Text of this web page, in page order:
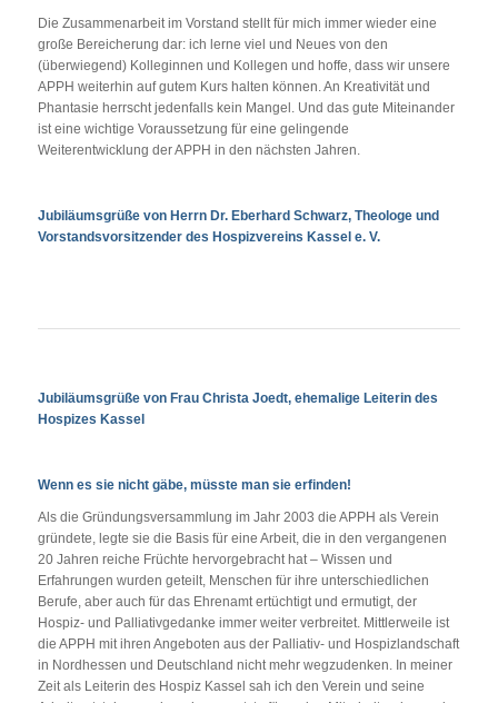
Die Zusammenarbeit im Vorstand stellt für mich immer wieder eine
große Bereicherung dar: ich lerne viel und Neues von den
(überwiegend) Kolleginnen und Kollegen und hoffe, dass wir unsere
APPH weiterhin auf gutem Kurs halten können. An Kreativität und
Phantasie herrscht jedenfalls kein Mangel. Und das gute Miteinander
ist eine wichtige Voraussetzung für eine gelingende
Weiterentwicklung der APPH in den nächsten Jahren.
Jubiläumsgrüße von Herrn Dr. Eberhard Schwarz, Theologe und
Vorstandsvorsitzender des Hospizvereins Kassel e. V.
Jubiläumsgrüße von Frau Christa Joedt, ehemalige Leiterin des
Hospizes Kassel
Wenn es sie nicht gäbe, müsste man sie erfinden!
Als die Gründungsversammlung im Jahr 2003 die APPH als Verein
gründete, legte sie die Basis für eine Arbeit, die in den vergangenen
20 Jahren reiche Früchte hervorgebracht hat – Wissen und
Erfahrungen wurden geteilt, Menschen für ihre unterschiedlichen
Berufe, aber auch für das Ehrenamt ertüchtigt und ermutigt, der
Hospiz- und Palliativgedanke immer weiter verbreitet. Mittlerweile ist
die APPH mit ihren Angeboten aus der Palliativ- und Hospizlandschaft
in Nordhessen und Deutschland nicht mehr wegzudenken. In meiner
Zeit als Leiterin des Hospiz Kassel sah ich den Verein und seine